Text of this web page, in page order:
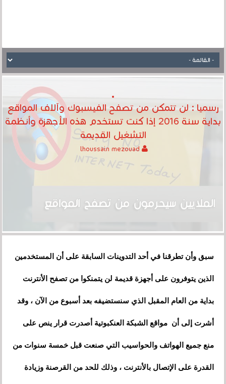
رسميا : لن تتمكن من تصفح الفيسبوك وآلاف المواقع
بداية سنة 2016 إذا كنت تستخدم هذه الأجهزة وأنظمة
التشغيل القديمة
سبق وأن تطرقنا في أحد التدوينات السابقة على أن المستخدمين
الذين يتوفرون على أجهزة قديمة لن يتمنكوا من تصفح الأنترنت
بداية من العام المقبل الذي سنستضيفه بعد أسبوع من الآن ، وقد
أشرت إلى أن مواقع الشبكة العنكبوتية أصدرت قرار ينص على
منع جميع الهواتف والحواسيب التي صنعت قبل خمسة سنوات من
القدرة على الإتصال بالأنترنت ، وذلك للحد من القرصنة وزيادة